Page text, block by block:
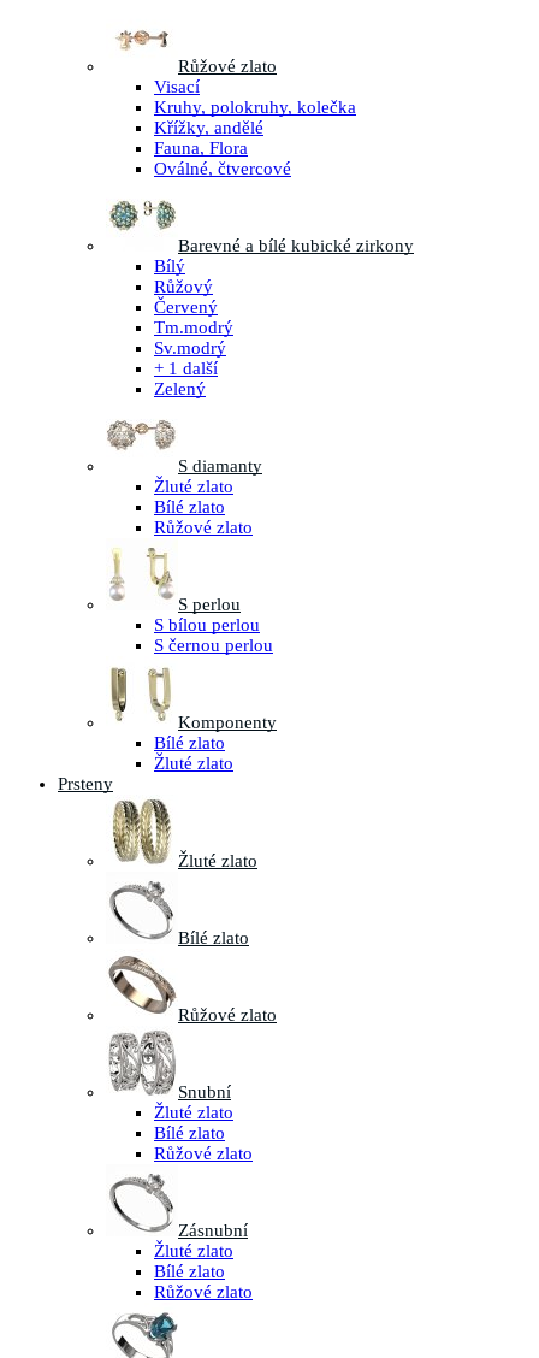
Růžové zlato
Visací
Kruhy, polokruhy, kolečka
Křížky, andělé
Fauna, Flora
Oválné, čtvercové
Barevné a bílé kubické zirkony
Bílý
Růžový
Červený
Tm.modrý
Sv.modrý
+ 1 další
Zelený
S diamanty
Žluté zlato
Bílé zlato
Růžové zlato
S perlou
S bílou perlou
S černou perlou
Komponenty
Bílé zlato
Žluté zlato
Prsteny
Žluté zlato
Bílé zlato
Růžové zlato
Snubní
Žluté zlato
Bílé zlato
Růžové zlato
Zásnubní
Žluté zlato
Bílé zlato
Růžové zlato